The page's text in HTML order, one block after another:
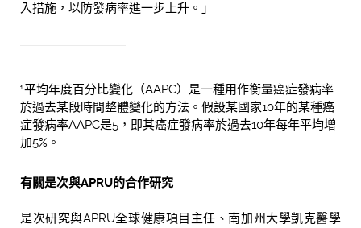
入措施，以防發病率進一步上升。」
1平均年度百分比變化（AAPC）是一種用作衡量癌症發病率
於過去某段時間整體變化的方法。假設某國家10年的某種癌
症發病率AAPC是5，即其癌症發病率於過去10年每年平均增
加5%。
有關是次與APRU的合作研究
是次研究與APRU全球健康項目主任、南加州大學凱克醫學